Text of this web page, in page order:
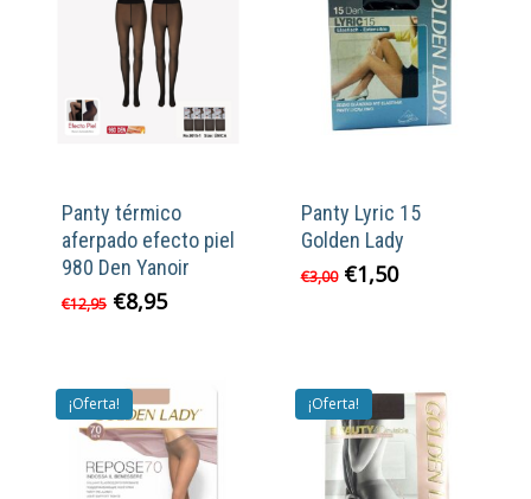
Panty térmico
aferpado efecto piel
980 Den Yanoir
€12,95 El
€12,95.
€8,95El
€8,95.
Panty Lyric 15
Golden Lady
€3,00 El
€1,50El
¡Oferta! ¡Oferta!